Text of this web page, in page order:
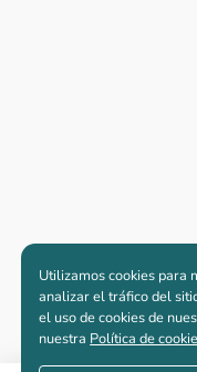
Utilizamos cookies para
analizar el tráfico del
el uso de cookies de
nuestra Política de